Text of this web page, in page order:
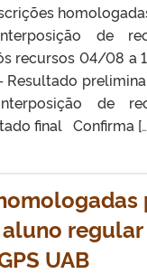
de
recursos 04/08 a
Resultado
de
final Confirma
UAB